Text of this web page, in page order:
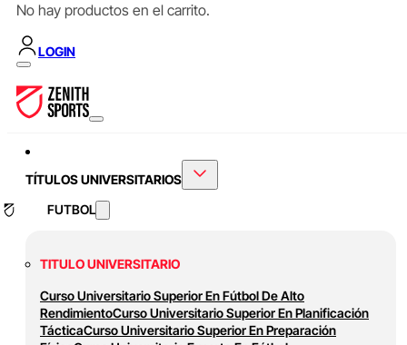
No hay productos en el carrito.
LOGIN
TÍTULOS UNIVERSITARIOS
FUTBOL
TITULO UNIVERSITARIO
Curso Universitario Superior En Fútbol De Alto
RendimientoCurso Universitario Superior En Planificación
TácticaCurso Universitario Superior En Preparación